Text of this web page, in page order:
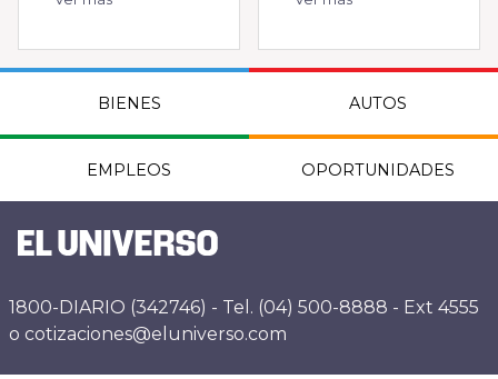
BIENES AUTOS
EMPLEOS OPORTUNIDADES
1800-DIARIO (342746) - Tel. (04) 500-8888 - Ext 4555
o cotizaciones@eluniverso.com